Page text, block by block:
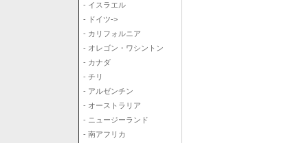
- イスラエル
- ドイツ->
- カリフォルニア
- オレゴン・ワシントン
- カナダ
- チリ
- アルゼンチン
- オーストラリア
- ニュージーランド
- 南アフリカ